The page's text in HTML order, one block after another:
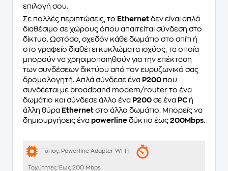
επιλογή σου.
Σε πολλές περιπτώσεις, το Ethernet δεν είναι απλά
διαθέσιμο σε χώρους όπου απαιτείται σύνδεση στο
δίκτυο. Ωστόσο, σχεδόν κάθε δωμάτιο στο σπίτι ή
στο γραφείο διαθέτει κυκλώματα ισχύος, τα οποία
μπορούν να χρησιμοποιηθούν για την επέκταση
των συνδέσεων δικτύου από τον ευρυζωνικό σας
δρομολογητή. Απλά σύνδεσε ένα P200 που
συνδέεται με broadband modem/router το ένα
δωμάτιο και σύνδεσε άλλο ένα P200 σε ένα PC ή
άλλη θύρα Ethernet στο άλλο δωμάτιο. Μπορείς να
δημιουργήσεις ένα powerline δύκτιο έως 200Mbps.
Τύπος: Powerline Adapter Wi-Fi
Ταχύτητες:Έως 200 Mbps